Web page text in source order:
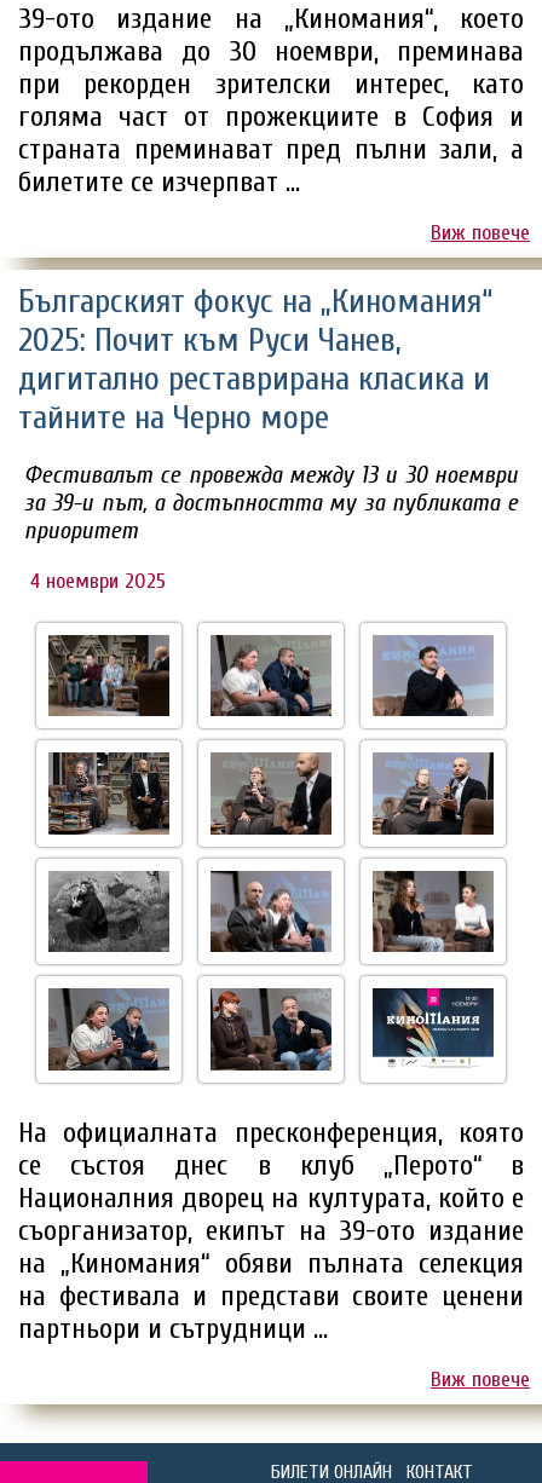
39-ото издание на „Киномания“, което
продължава до 30 ноември, преминава
при рекорден зрителски интерес, като
голяма част от прожекциите в София и
страната преминават пред пълни зали, а
билетите се изчерпват ...
Виж повече
Българският фокус на „Киномания“
2025: Почит към Руси Чанев,
дигитално реставрирана класика и
тайните на Черно море
Фестивалът се провежда между 13 и 30 ноември
за 39-и път, а достъпността му за публиката е
приоритет
4 ноември 2025
На официалната пресконференция, която
се състоя днес в клуб „Перото“ в
Националния дворец на културата, който е
съорганизатор, екипът на 39-ото издание
на „Киномания“ обяви пълната селекция
на фестивала и представи своите ценени
партньори и сътрудници ...
Виж повече
БИЛЕТИ ОНЛАЙН КОНТАКТ